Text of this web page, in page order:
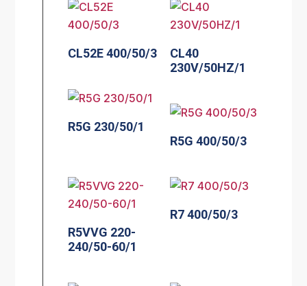
CL52E 400/50/3
CL40
230V/50HZ/1
R5G 230/50/1
R5G 400/50/3
R5VVG 220-
240/50-60/1
R7 400/50/3